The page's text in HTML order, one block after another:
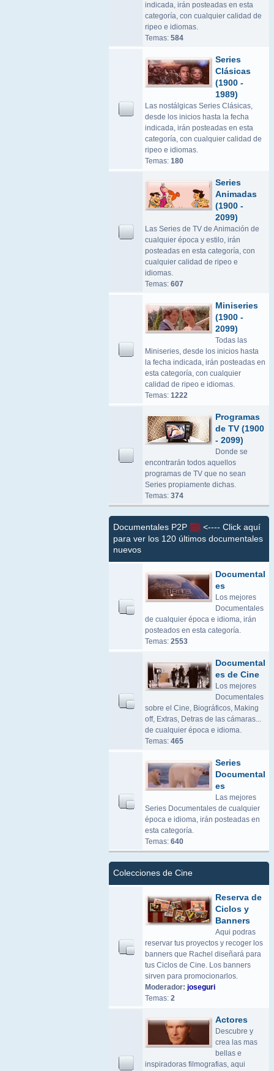
indicada, irán posteadas en esta
categoría, con cualquier calidad de
ripeo e idiomas.
Temas: 584
Series
Clásicas
(1900 -
1989)
Las nostálgicas Series Clásicas,
desde los inicios hasta la fecha
indicada, irán posteadas en esta
categoría, con cualquier calidad de
ripeo e idiomas.
Temas: 180
Series
Animadas
(1900 -
2099)
Las Series de TV de Animación de
cualquier época y estilo, irán
posteadas en esta categoría, con
cualquier calidad de ripeo e
idiomas.
Temas: 607
Miniseries
(1900 -
2099)
Todas las
Miniseries, desde los inicios hasta
la fecha indicada, irán posteadas en
esta categoría, con cualquier
calidad de ripeo e idiomas.
Temas: 1222
Programas
de TV (1900
- 2099)
Donde se
encontrarán todos aquellos
programas de TV que no sean
Series propiamente dichas.
Temas: 374
Documentales P2P
<---- Click aquí
para ver los 120 últimos documentales
nuevos
Documental
es
Los mejores
Documentales
de cualquier época e idioma, irán
posteados en esta categoría.
Temas: 2553
Documental
es de Cine
Los mejores
Documentales
sobre el Cine, Biográficos, Making
off, Extras, Detras de las cámaras...
de cualquier época e idioma.
Temas: 465
Series
Documental
es
Las mejores
Series Documentales de cualquier
época e idioma, irán posteadas en
esta categoría.
Temas: 640
Colecciones de Cine
Reserva de
Ciclos y
Banners
Aqui podras
reservar tus proyectos y recoger los
banners que Rachel diseñará para
tus Ciclos de Cine. Los banners
sirven para promocionarlos.
Moderador: joseguri
Temas: 2
Actores
Descubre y
crea las mas
bellas e
inspiradoras filmografias, aqui